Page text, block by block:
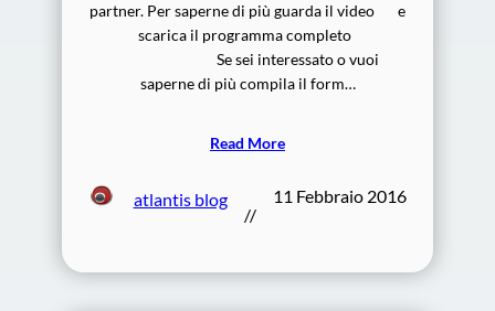
partner. Per saperne di più guarda il video e
scarica il programma completo
Se sei interessato o vuoi
saperne di più compila il form…
Read More
atlantis blog
//
11 Febbraio 2016